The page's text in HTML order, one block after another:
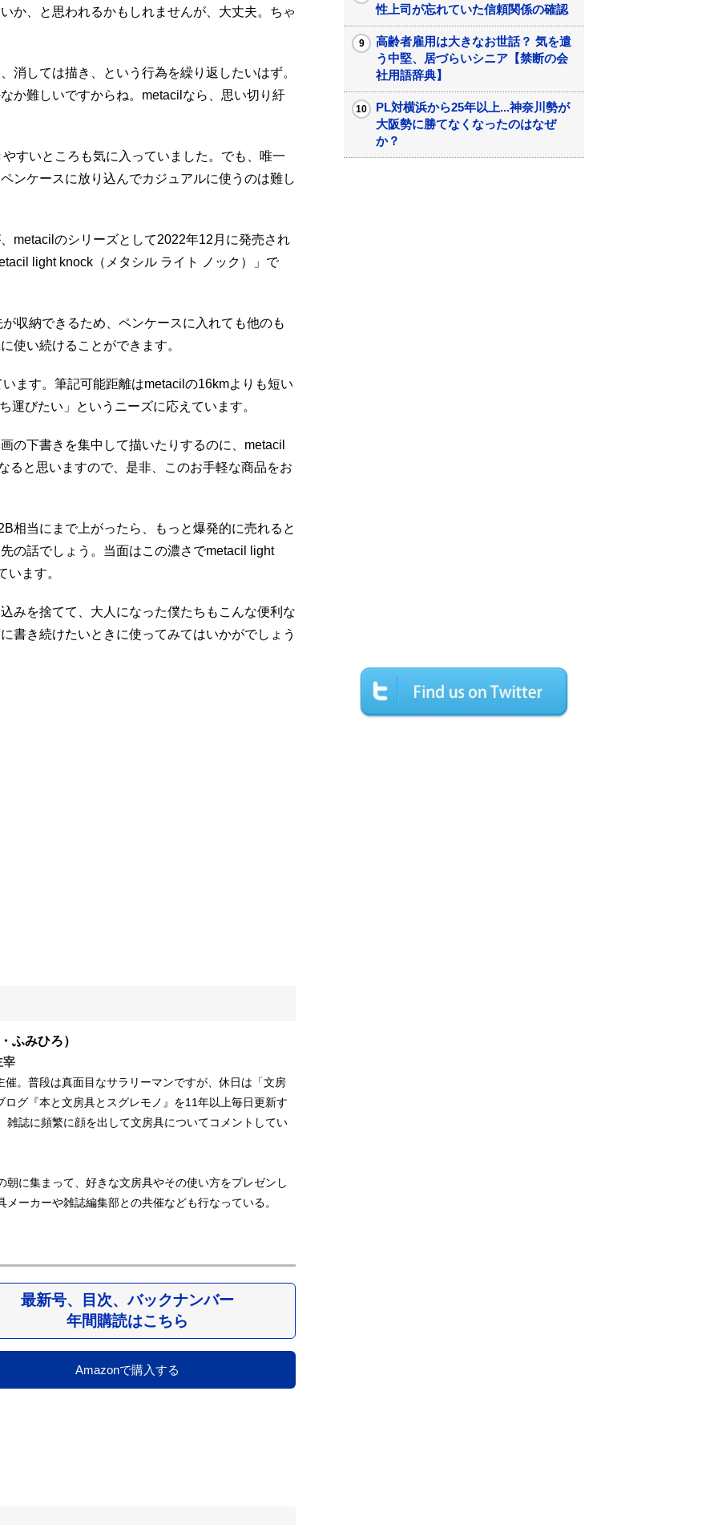
か、と思われるかもしれませんが、大丈夫。ちゃ
消しては描き、という行為を繰り返したいはず。
か難しいですからね。metacilなら、思い切り紆
すいところも気に入っていました。でも、唯一
ンケースに放り込んでカジュアルに使うのは難し
metacilのシリーズとして2022年12月に発売され
light knock（メタシル ライト ノック）」で
収納できるため、ペンケースに入れても他のも
使い続けることができます。
ます。筆記可能距離はmetacilの16kmよりも短い
運びたい」というニーズに応えています。
の下書きを集中して描いたりするのに、metacil
ると思いますので、是非、このお手軽な商品をお
相当にまで上がったら、もっと爆発的に売れると
の話でしょう。当面はこの濃さでmetacil light
います。
みを捨てて、大人になった僕たちもこんな便利な
書き続けたいときに使ってみてはいかがでしょう
ふみひろ）
宰
催。普段は真面目なサラリーマンですが、休日は「文房
ログ『本と文房具とスグレモノ』を11年以上毎日更新す
雑誌に頻繁に顔を出して文房具についてコメントしてい
朝に集まって、好きな文房具やその使い方をプレゼンし
ーカーや雑誌編集部との共催なども行なっている。
最新号、目次、バックナンバー
年間購読はこちら
Amazonで購入する
性上司が忘れていた信頼関係の確認
高齢者雇用は大きなお世話？ 気を遣
う中堅、居づらいシニア【禁断の会
社用語辞典】
PL対横浜から25年以上...神奈川勢が
大阪勢に勝てなくなったのはなぜ
か？